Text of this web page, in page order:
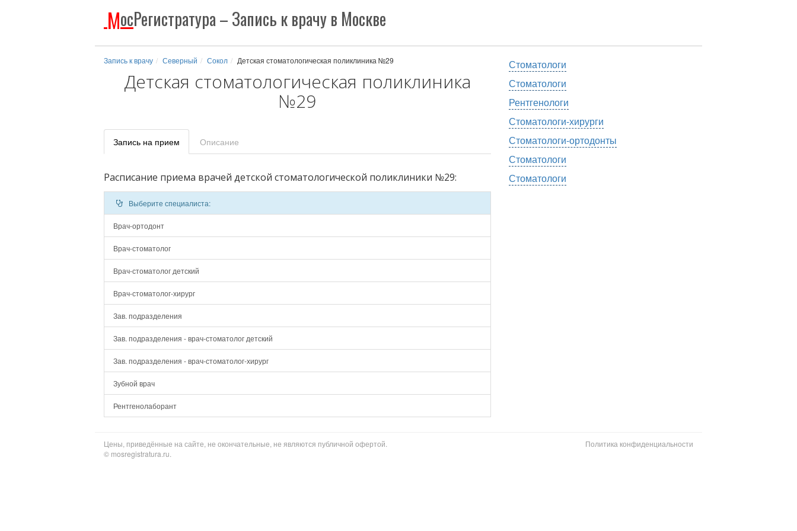
МосРегистратура– Запись к врачу в Москве
Запись к врачу Северный Сокол Детская стоматологическая поликлиника №29
Детская стоматологическая поликлиника
№29
Запись на прием Описание
Расписание приема врачей детской стоматологической поликлиники №29:
Выберите специалиста:
Врач-ортодонт
Врач-стоматолог
Врач-стоматолог детский
Врач-стоматолог-хирург
Зав. подразделения
Зав. подразделения - врач-стоматолог детский
Зав. подразделения - врач-стоматолог-хирург
Зубной врач
Рентгенолаборант
Стоматологи
Стоматологи
Рентгенологи
Стоматологи-хирурги
Стоматологи-ортодонты
Стоматологи
Стоматологи
Цены, приведённые на сайте, не окончательные, не являются публичной офертой.
Политика конфиденциальности
© mosregistratura.ru.